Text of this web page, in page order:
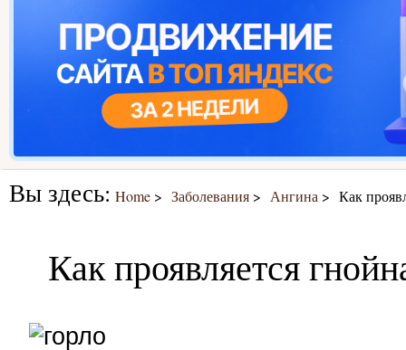
Вы здесь: Home Заболевания Ангина Как
Как проявляется